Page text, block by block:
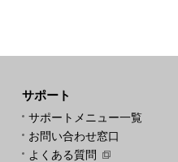
サポート
サポートメニュー一覧
お問い合わせ窓口
よくある質問